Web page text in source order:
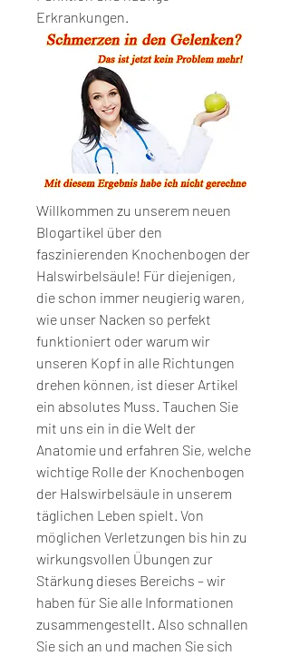
Erkrankungen.
Willkommen zu unserem neuen
Blogartikel über den
faszinierenden Knochenbogen der
Halswirbelsäule! Für diejenigen,
die schon immer neugierig waren,
wie unser Nacken so perfekt
funktioniert oder warum wir
unseren Kopf in alle Richtungen
drehen können, ist dieser Artikel
ein absolutes Muss. Tauchen Sie
mit uns ein in die Welt der
Anatomie und erfahren Sie, welche
wichtige Rolle der Knochenbogen
der Halswirbelsäule in unserem
täglichen Leben spielt. Von
möglichen Verletzungen bis hin zu
wirkungsvollen Übungen zur
Stärkung dieses Bereichs – wir
haben für Sie alle Informationen
zusammengestellt. Also schnallen
Sie sich an und machen Sie sich